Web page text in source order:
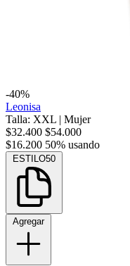
-40%
Leonisa
Talla: XXL | Mujer
$32.400 $54.000
$16.200 50% usando
ESTILO50
Agregar